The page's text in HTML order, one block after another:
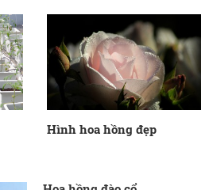
Hình hoa hồng đẹp